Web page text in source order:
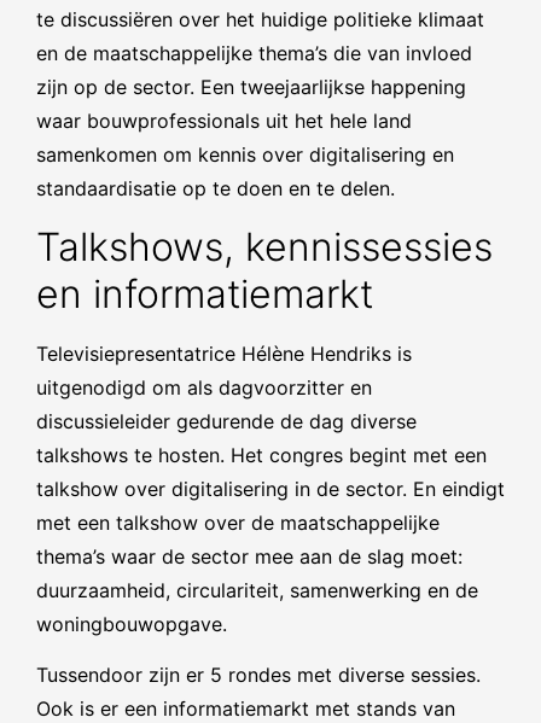
te discussiëren over het huidige politieke klimaat
en de maatschappelijke thema’s die van invloed
zijn op de sector. Een tweejaarlijkse happening
waar bouwprofessionals uit het hele land
samenkomen om kennis over digitalisering en
standaardisatie op te doen en te delen.
Talkshows, kennissessies
en informatiemarkt
Televisiepresentatrice Hélène Hendriks is
uitgenodigd om als dagvoorzitter en
discussieleider gedurende de dag diverse
talkshows te hosten. Het congres begint met een
talkshow over digitalisering in de sector. En eindigt
met een talkshow over de maatschappelijke
thema’s waar de sector mee aan de slag moet:
duurzaamheid, circulariteit, samenwerking en de
woningbouwopgave.
Tussendoor zijn er 5 rondes met diverse sessies.
Ook is er een informatiemarkt met stands van